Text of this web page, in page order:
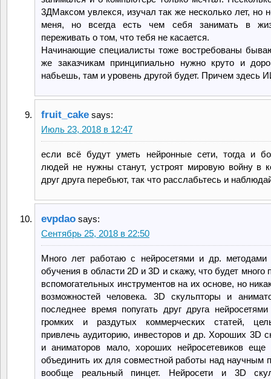
3ДМаксом увлекся, изучал так же несколько лет, но
меня, но всегда есть чем себя занимать в
переживать о том, что тебя не касается.
Начинающие специалисты тоже востребованы
же заказчикам принципиально нужно круто и
набьешь, там и уровень другой будет. Причем здесь
fruit_cake says:
Июль 23, 2018 в 12:47
если всё будут уметь нейронные сети, тогда и
людей не нужны станут, устроят мировую войну в
друг друга перебьют, так что расслабьтесь и
evpdao says:
Сентябрь 25, 2018 в 22:50
Много лет работаю с нейросетями и др. методами
обучения в области 2D и 3D и скажу, что будет много
вспомогательных инструментов на их основе, но
возможностей человека. 3D скульпторы и
последнее время попугать друг друга
громких и раздутых коммерческих статей,
привлечь аудиторию, инвесторов и др. Хороших 3D
и аниматоров мало, хороших нейросетевиков
объединить их для совместной работы над научным
вообще реальный пинцет. Нейросети и 3D